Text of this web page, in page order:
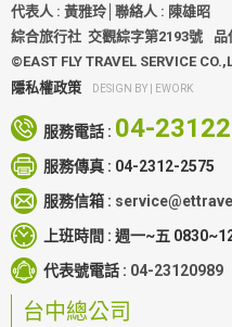
代表人 : 黃雅玲│聯絡人 : 陳雄昭
綜合旅行社 交觀綜字第2193號
品
©EAST FLY TRAVEL SERVICE
隱私權政策
DESIGN BY | EWORK
服務電話 : 04-
服務傳真 : 04-2312-2575
服務信箱 :
上班時間 : 週一~五
代表號電話 : 04-23120989
台中總公司